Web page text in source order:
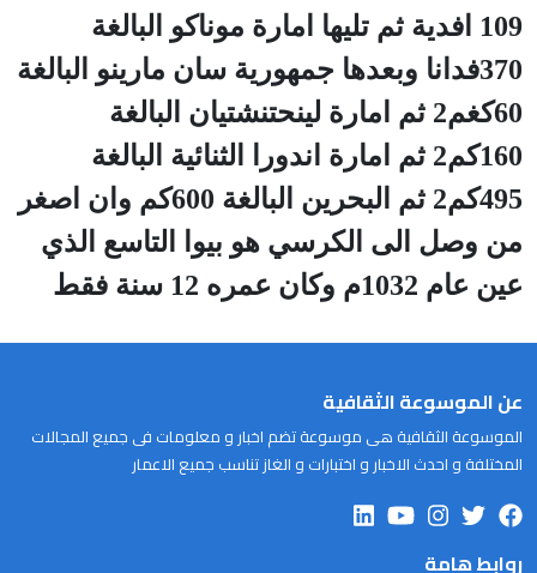
109 افدية ثم تليها امارة موناكو البالغة
370فدانا وبعدها جمهورية سان مارينو البالغة
60كغم2 ثم امارة لينحتنشتيان البالغة
160كم2 ثم امارة اندورا الثنائية البالغة
495كم2 ثم البحرين البالغة 600كم وان اصغر
من وصل الى الكرسي هو بيوا التاسع الذي
عين عام 1032م وكان عمره 12 سنة فقط
عن الموسوعة الثقافية
الموسوعة الثقافية هى موسوعة تضم اخبار و معلومات فى جميع المجالات
المختلفة و احدث الاخبار و اختبارات و الغاز تناسب جميع الاعمار
روابط هامة